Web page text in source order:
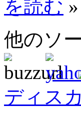
を読む »
他のソ
ディス